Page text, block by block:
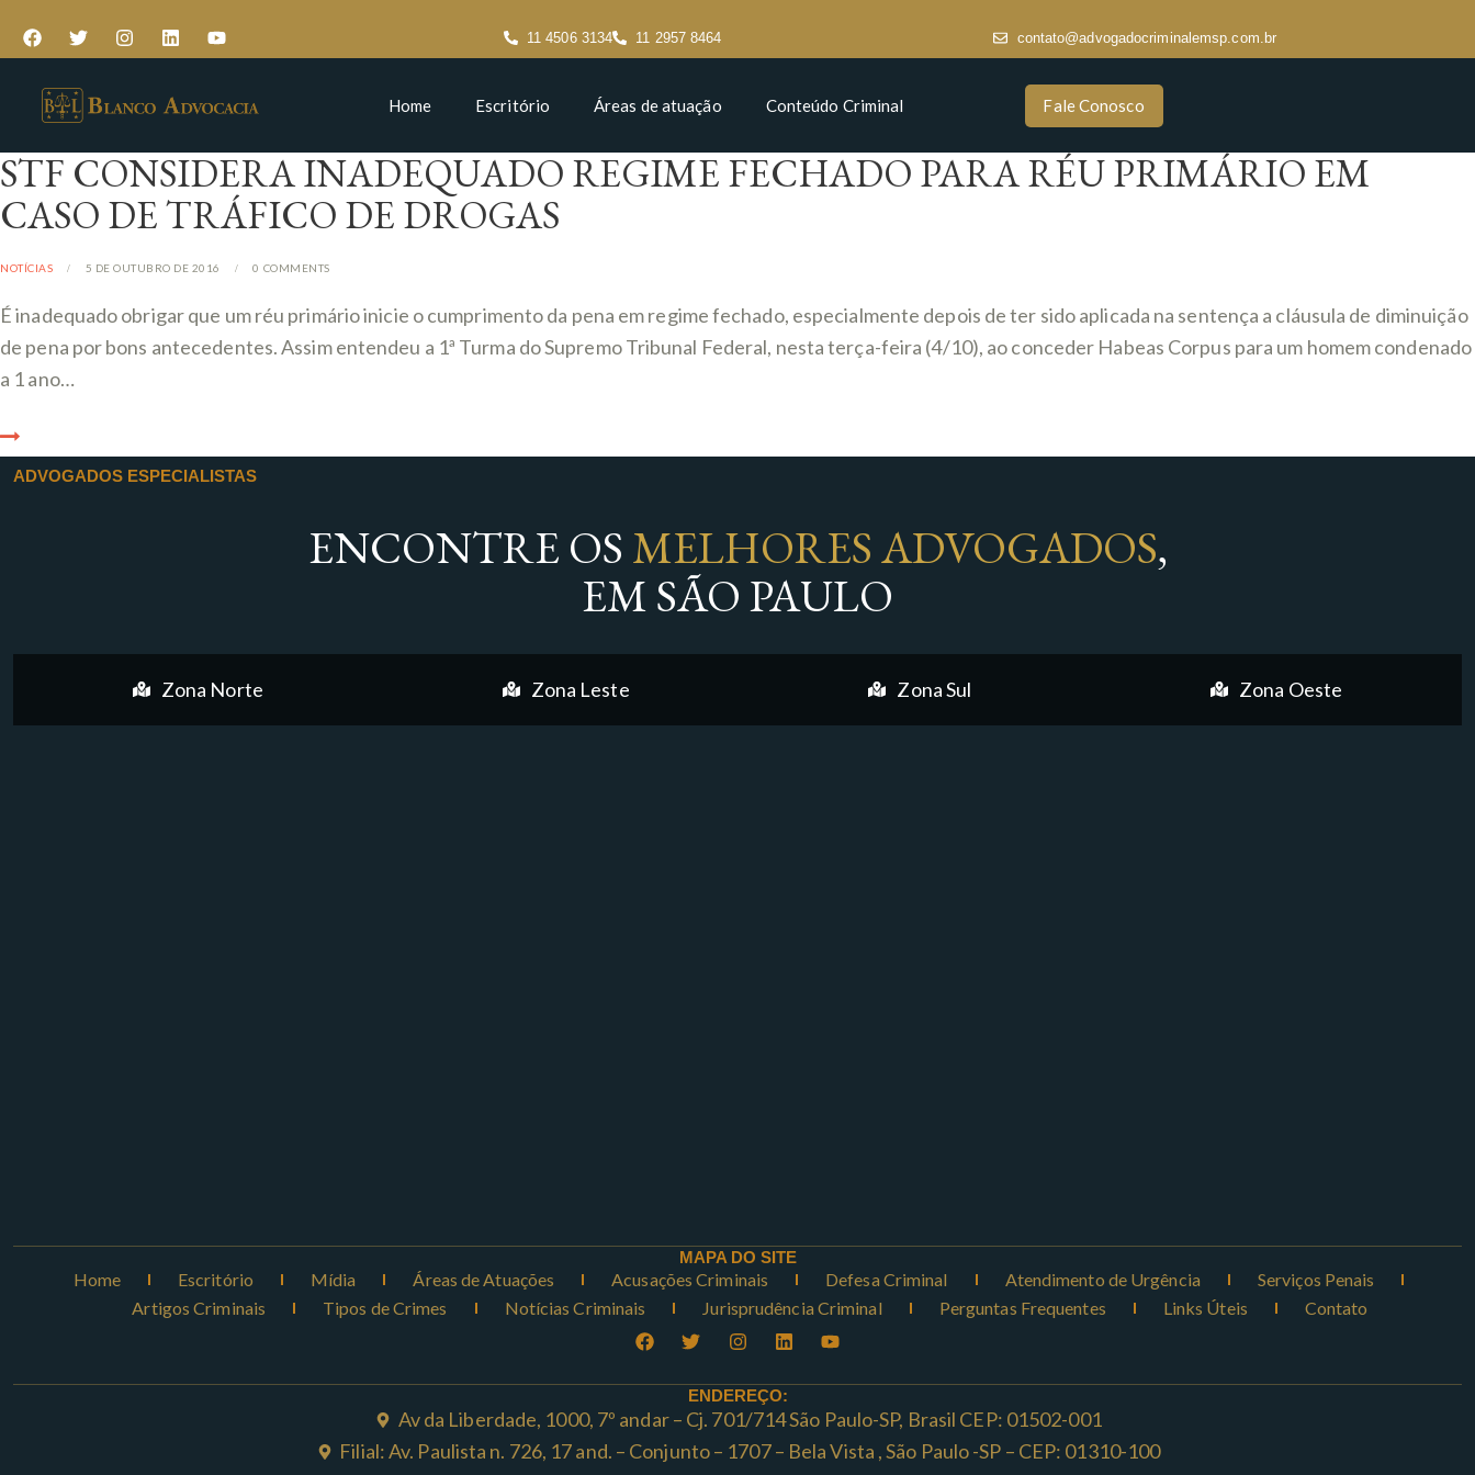
11 4506 3134 11 2957 8464 contato@advogadocriminalemsp.com.br
Home Escritório Áreas de atuação Conteúdo Criminal Fale Conosco
STF CONSIDERA INADEQUADO REGIME FECHADO PARA RÉU PRIMÁRIO EM
CASO DE TRÁFICO DE DROGAS
NOTÍCIAS 5 DE OUTUBRO DE 2016 0 COMMENTS
É inadequado obrigar que um réu primário inicie o cumprimento da pena em regime fechado, especialmente depois de ter sido aplicada na sentença a cláusula de diminuição
de pena por bons antecedentes. Assim entendeu a 1ª Turma do Supremo Tribunal Federal, nesta terça-feira (4/10), ao conceder Habeas Corpus para um homem condenado
a 1 ano…
ADVOGADOS ESPECIALISTAS
ENCONTRE OS MELHORES ADVOGADOS,
EM SÃO PAULO
Zona Norte Zona Leste Zona Sul Zona Oeste
MAPA DO SITE
Home Escritório Mídia Áreas de Atuações Acusações Criminais Defesa Criminal Atendimento de Urgência
Serviços Penais
Artigos Criminais
Tipos de Crimes Notícias Criminais Jurisprudência Criminal Perguntas Frequentes Links Úteis Contato
ENDEREÇO:
Av da Liberdade, 1000, 7º andar – Cj. 701/714 São Paulo-SP, Brasil CEP: 01502-001
Filial: Av. Paulista n. 726, 17 and. – Conjunto – 1707 – Bela Vista , São Paulo -SP – CEP: 01310-100